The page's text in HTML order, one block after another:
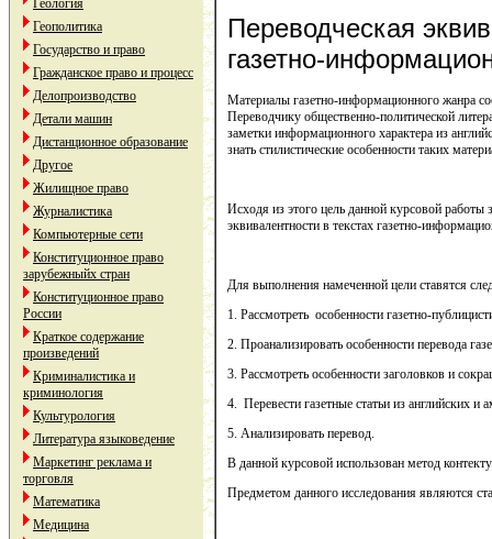
Геология
Геополитика
Государство и право
Гражданское право и процесс
Делопроизводство
Детали машин
Дистанционное образование
Другое
Жилищное право
Журналистика
Компьютерные сети
Конституционное право
зарубежныйх стран
Конституционное право
России
Краткое содержание
произведений
Криминалистика и
криминология
Культурология
Литература языковедение
Маркетинг реклама и
торговля
Математика
Медицина
Переводческая
газетно-
Материалы газетно-информационного жанра
Переводчику общественно-политической
заметки информационного характера из
знать стилистические особенности таких
Исходя из этого цель данной курсовой работы
эквивалентности в текстах газетно-
Для выполнения намеченной цели ставятся
1. Рассмотреть особенности газетно-
2. Проанализировать особенности перевода
3. Рассмотреть особенности заголовков и
4. Перевести газетные статьи из английских и
5. Анализировать перевод.
В данной курсовой использован метод
Предметом данного исследования являются